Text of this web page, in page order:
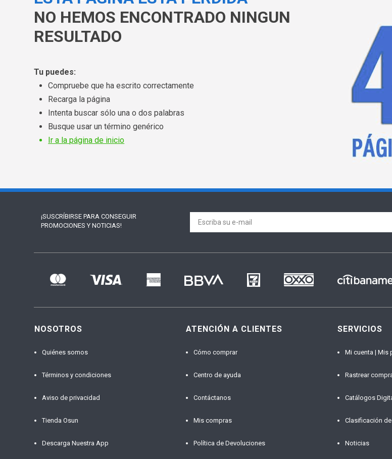
NO HEMOS ENCONTRADO NINGUN
RESULTADO
Tu puedes:
Compruebe que ha escrito correctamente
Recarga la página
Intenta buscar sólo una o dos palabras
Busque usar un término genérico
Ir a la página de inicio
¡SUSCRÍBIRSE PARA CONSEGUIR
PROMOCIONES Y NOTICIAS!
NOSOTROS
Quiénes somos
Términos y condiciones
Aviso de privacidad
Tienda Osun
Descarga Nuestra App
ATENCIÓN A CLIENTES
Cómo comprar
Centro de ayuda
Contáctanos
Mis compras
Política de Devoluciones
SERVICIOS
Mi cuenta | Mis
Rastrear
Catálogos
Clasificación
Noticias